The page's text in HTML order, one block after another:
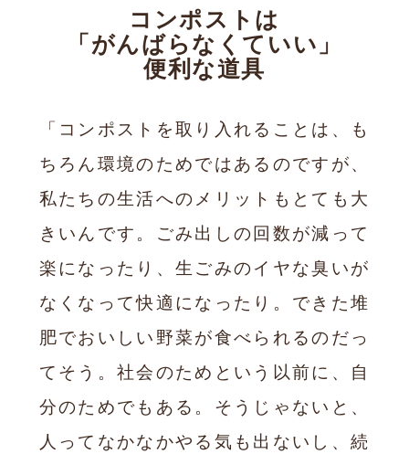
コンポストは
「がんばらなくていい」
便利な道具
「コンポストを取り入れることは、も
ちろん環境のためではあるのですが、
私たちの生活へのメリットもとても大
きいんです。ごみ出しの回数が減って
楽になったり、生ごみのイヤな臭いが
なくなって快適になったり。できた堆
肥でおいしい野菜が食べられるのだっ
てそう。社会のためという以前に、自
分のためでもある。そうじゃないと、
人ってなかなかやる気も出ないし、続